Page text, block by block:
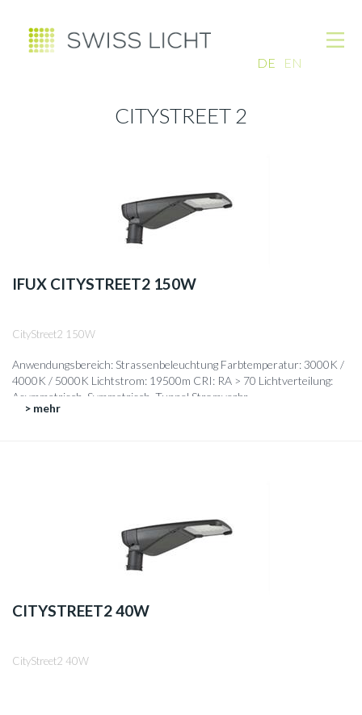
DE EN
CITYSTREET 2
IFUX CITYSTREET2 150W
CityStreet2 150W
Anwendungsbereich: Strassenbeleuchtung Farbtemperatur: 3000K /
4000K / 5000K Lichtstrom: 19500m CRI: RA > 70 Lichtverteilung:
Asymmetrisch, Symmetrisch, Tunnel Stromverbr...
> mehr
CITYSTREET2 40W
CityStreet2 40W